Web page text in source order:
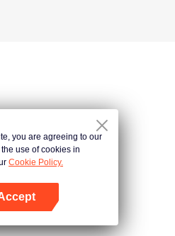
you are agreeing to our
use of cookies in
Cookie Policy.